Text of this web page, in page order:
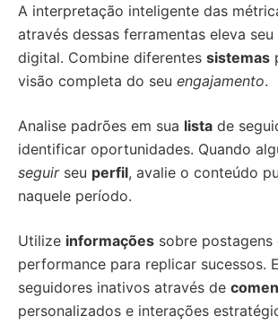
A interpretação inteligente das
através dessas ferramentas eleva seu
digital. Combine diferentes sistemas
visão completa do seu engajamento.
Analise padrões em sua lista de
identificar oportunidades. Quando
seguirseu perfil, avalie o conteúdo
naquele período.
Utilize informações sobre
performance para replicar sucessos.
seguidores inativos através de
personalizados e interações